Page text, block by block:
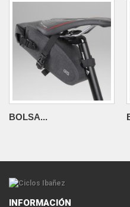
BOLSA...
INFORMACIÓN